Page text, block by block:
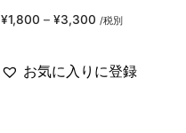
¥1,800 – ¥3,300 /税別
お気に入りに登録